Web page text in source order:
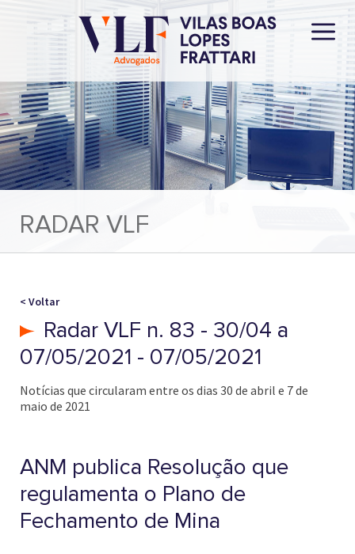
RADAR VLF
< Voltar
Radar VLF n. 83 - 30/04 a
07/05/2021 - 07/05/2021
Notícias que circularam entre os dias 30 de abril e 7 de
maio de 2021
ANM publica Resolução que
regulamenta o Plano de
Fechamento de Mina